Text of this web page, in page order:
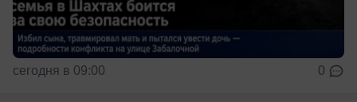
сегодня в 09:00 0